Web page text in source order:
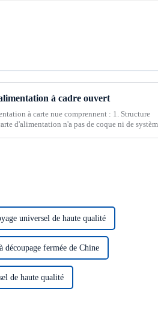
à cadre ouvert
à carte nue comprennent : 1. Structure
d'alimentation n'a pas de coque ni de système
universel de haute qualité
découpage fermée de Chine
de haute qualité